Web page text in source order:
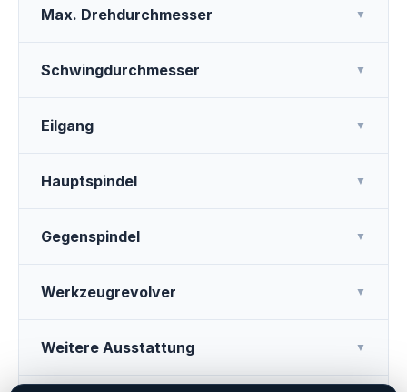
Max. Drehdurchmesser ▼
Schwingdurchmesser ▼
Eilgang ▼
Hauptspindel ▼
Gegenspindel ▼
Werkzeugrevolver ▼
Weitere Ausstattung ▼